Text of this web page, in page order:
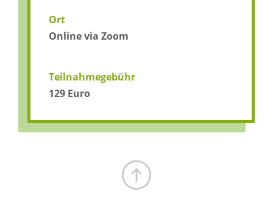
Ort
Online via Zoom
Teilnahmegebühr
129 Euro